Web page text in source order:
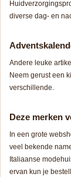
diverse dag- en
Andere leuke
Neem gerust een
verschillende.
Deze merken
In een grote
veel bekende
Italiaanse
ervan kun je